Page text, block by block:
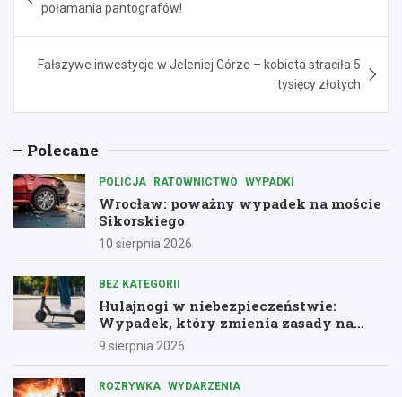
połamania pantografów!
Fałszywe inwestycje w Jeleniej Górze – kobieta straciła 5
tysięcy złotych
Polecane
POLICJA RATOWNICTWO WYPADKI
Wrocław: poważny wypadek na moście
Sikorskiego
10 sierpnia 2026
BEZ KATEGORII
Hulajnogi w niebezpieczeństwie:
Wypadek, który zmienia zasady na
drogach
9 sierpnia 2026
ROZRYWKA WYDARZENIA